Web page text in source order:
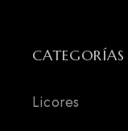
CATEGORÍAS
Licores